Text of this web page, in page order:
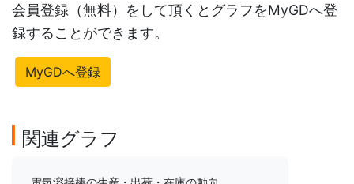
会員登録（無料）をして頂くとグラフをMyGDへ登
録することができます。
MyGDへ登録
関連グラフ